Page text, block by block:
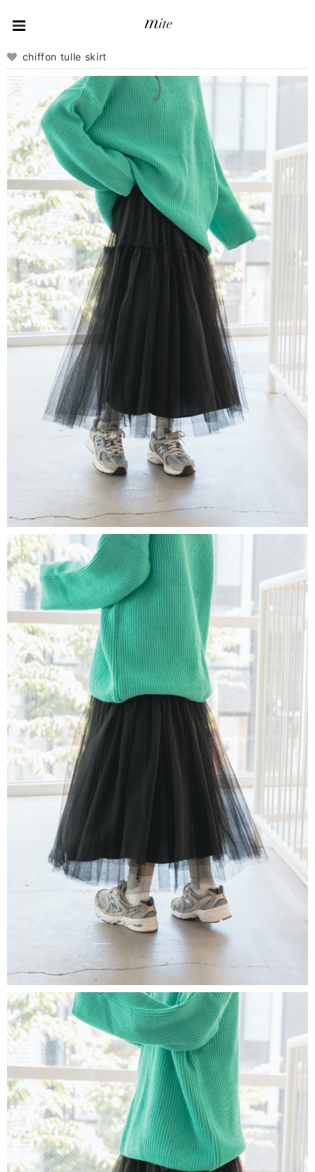
chiffon tulle skirt